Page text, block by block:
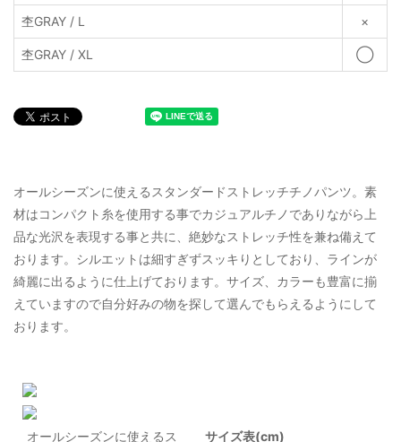
杢GRAY / L ×
杢GRAY / XL ◯
オールシーズンに使えるスタンダードストレッチチノパンツ。素
材はコンパクト糸を使用する事でカジュアルチノでありながら上
品な光沢を表現する事と共に、絶妙なストレッチ性を兼ね備えて
おります。シルエットは細すぎずスッキりとしており、ラインが
綺麗に出るように仕上げております。サイズ、カラーも豊富に揃
えていますので自分好みの物を探して選んでもらえるようにして
おります。
オールシーズンに使えるス
サイズ表(cm)